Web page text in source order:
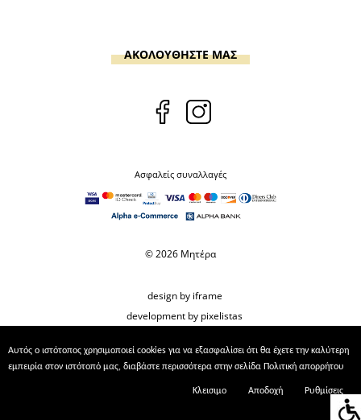
ΑΚΟΛΟΥΘΗΣΤΕ ΜΑΣ
Ασφαλείς συναλλαγές
© 2026 Μητέρα
design by iframe
development by pixelistas
Αυτός ο ιστότοπος χρησιμοποιεί cookies για να εξασφαλίσει ότι θα έχετε την καλύτερη
εμπειρία στον ιστότοπό μας, διαβάστε περισσότερα στην σελίδα Πολιτική απορρήτου
Κλεισιμο Αποδοχή Ρυθμίσεις